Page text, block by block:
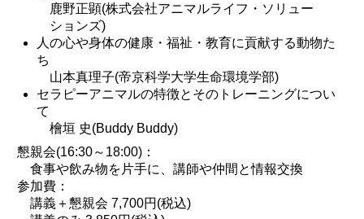
鹿野正顕(株式会社アニマルライフ・ソリュー
ションズ)
人の心や身体の健康・福祉・教育に貢献する動物た
ち
山本真理子(帝京科学大学生命環境学部)
セラピーアニマルの特徴とそのトレーニングについ
て
檜垣 史(Buddy Buddy)
懇親会(16:30～18:00)：
食事や飲み物を片手に、講師や仲間と情報交換
参加費：
講義＋懇親会 7,700円(税込)